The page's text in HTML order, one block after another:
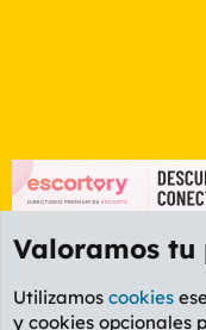
Foro General
Valoramos
Utilizamos cookies
y cookies opcionales